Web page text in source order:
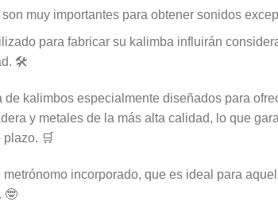
muy importantes para obtener sonidos
para fabricar su kalimba influirán
🛠️
kalimbos especialmente diseñados para
y metales de la más alta calidad, lo que
🛒
incorporado, que es ideal para
🤓